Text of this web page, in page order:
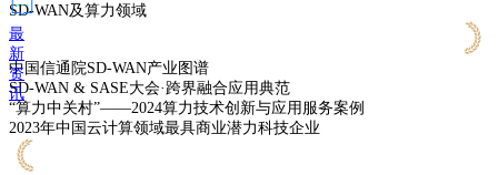
最
新
资
讯
SD-WAN及算力领域
中国信通院SD-WAN产业图谱
SD-WAN & SASE大会·跨界融合应用典范
“算力中关村”——2024算力技术创新与应用服务案例
2023年中国云计算领域最具商业潜力科技企业